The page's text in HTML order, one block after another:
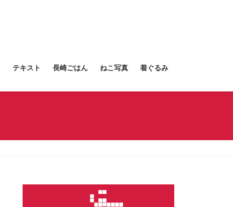
テキスト 長崎ごはん ねこ写真 着ぐるみ